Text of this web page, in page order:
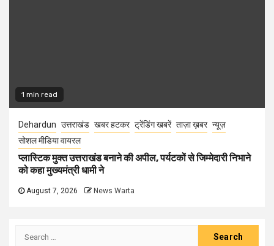
1 min read
Dehardun उत्तराखंड खबर हटकर ट्रेंडिंग खबरें ताज़ा ख़बर न्यूज़
सोशल मीडिया वायरल
प्लास्टिक मुक्त उत्तराखंड बनाने की अपील, पर्यटकों से जिम्मेदारी निभाने
को कहा मुख्यमंत्री धामी ने
August 7, 2026 News Warta
Search